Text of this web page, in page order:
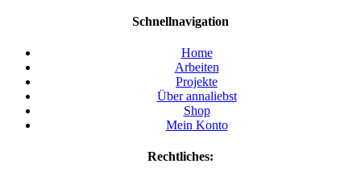
Schnellnavigation
Home
Arbeiten
Projekte
Über annaliebst
Shop
Mein Konto
Rechtliches: